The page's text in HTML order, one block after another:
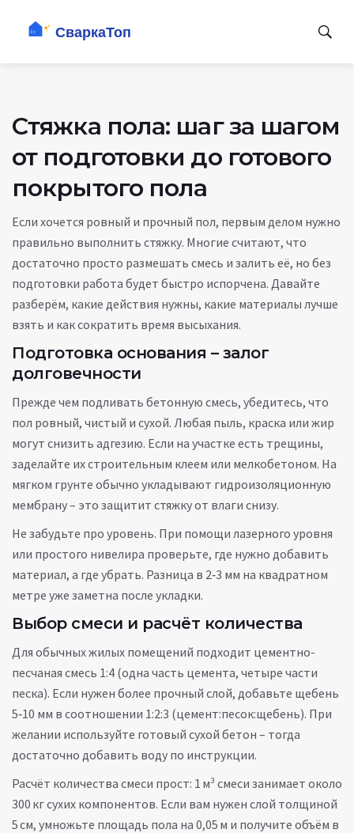
Стяжка пола: шаг за шагом
от подготовки до готового
покрытого пола
Если хочется ровный и прочный пол, первым делом нужно
правильно выполнить стяжку. Многие считают, что
достаточно просто размешать смесь и залить её, но без
подготовки работа будет быстро испорчена. Давайте
разберём, какие действия нужны, какие материалы лучше
взять и как сократить время высыхания.
Подготовка основания – залог
долговечности
Прежде чем подливать бетонную смесь, убедитесь, что
пол ровный, чистый и сухой. Любая пыль, краска или жир
могут снизить адгезию. Если на участке есть трещины,
заделайте их строительным клеем или мелкобетоном. На
мягком грунте обычно укладывают гидроизоляционную
мембрану – это защитит стяжку от влаги снизу.
Не забудьте про уровень. При помощи лазерного уровня
или простого нивелира проверьте, где нужно добавить
материал, а где убрать. Разница в 2‑3 мм на квадратном
метре уже заметна после укладки.
Выбор смеси и расчёт количества
Для обычных жилых помещений подходит цементно-
песчаная смесь 1:4 (одна часть цемента, четыре части
песка). Если нужен более прочный слой, добавьте щебень
5‑10 мм в соотношении 1:2:3 (цемент:песок:щебень). При
желании используйте готовый сухой бетон – тогда
достаточно добавить воду по инструкции.
Расчёт количества смеси прост: 1 м³ смеси занимает около
300 кг сухих компонентов. Если вам нужен слой толщиной
5 см, умножьте площадь пола на 0,05 м и получите объём в